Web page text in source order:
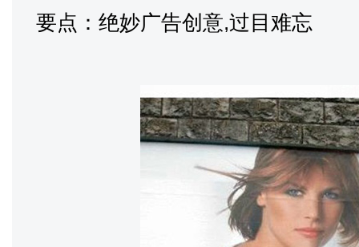
要点：绝妙广告创意,过目难忘